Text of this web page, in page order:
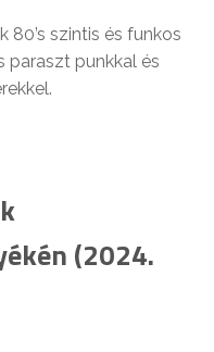
80’s szintis és funkos
paraszt punkkal és
(2024.